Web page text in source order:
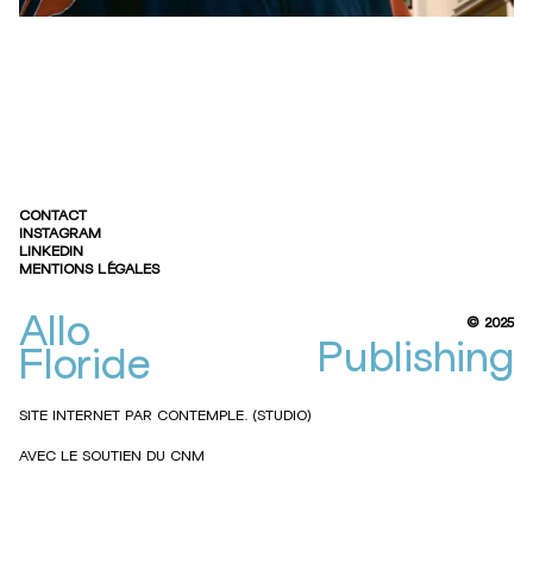
Allo
Allo
Floride
Floride
CONTACT
INSTAGRAM
LINKEDIN
MENTIONS LÉGALES
© 2025
Publishing
SITE INTERNET PAR CONTEMPLE. (STUDIO)
AVEC LE SOUTIEN DU CNM